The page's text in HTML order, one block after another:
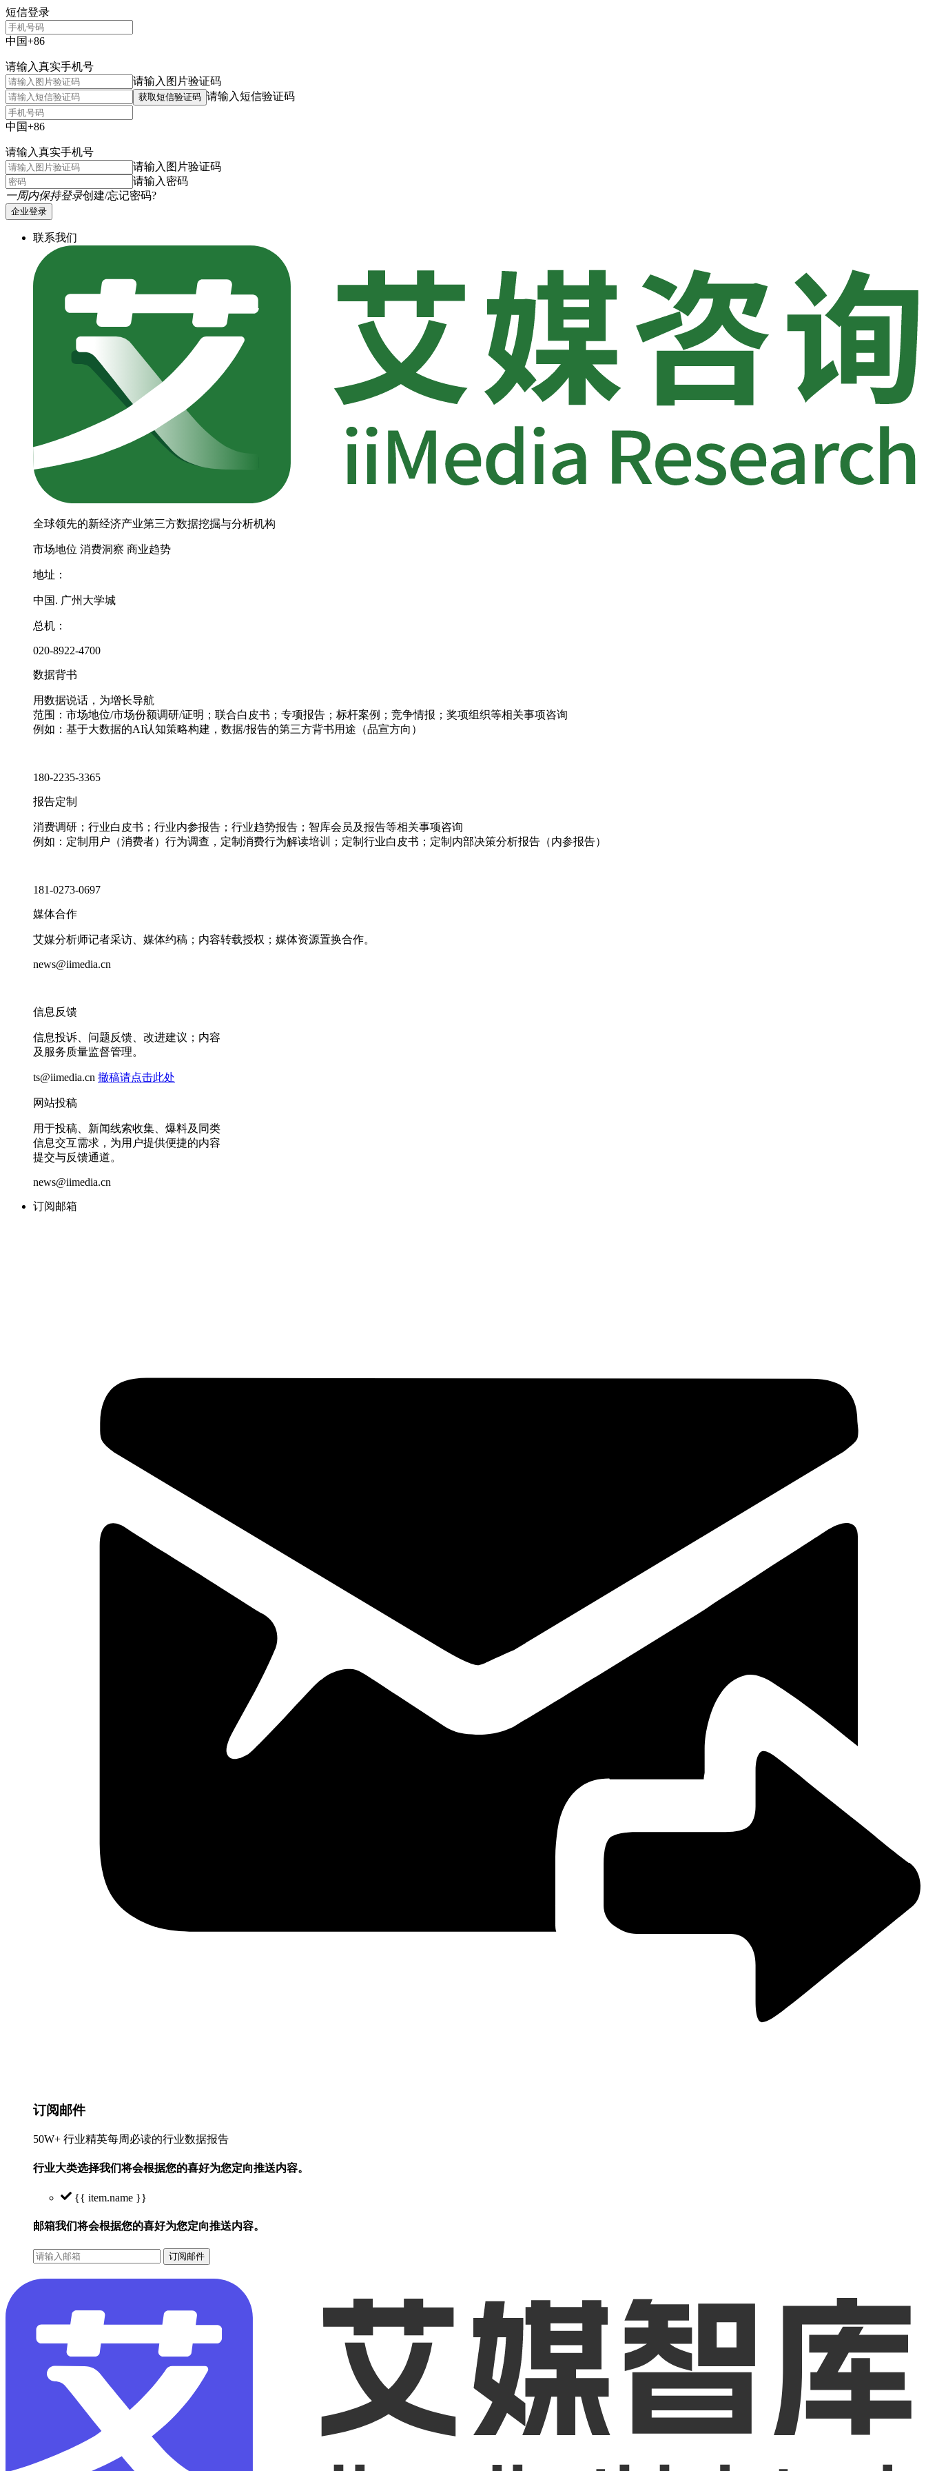
短信登录
中国+86
请输入真实手机号
请输入图片验证码
获取短信验证码 请输入短信验证码
中国+86
请输入真实手机号
请输入图片验证码
请输入密码
一周内保持登录创建/忘记密码?
企业登录
联系我们
全球领先的新经济产业第三方数据挖掘与分析机构
市场地位 消费洞察 商业趋势
地址：
中国. 广州大学城
总机：
020-8922-4700
数据背书
用数据说话，为增长导航
范围：市场地位/市场份额调研/证明；联合白皮书；专项报告；标杆案例；竞争情报；奖项组织等相关事项咨询
例如：基于大数据的AI认知策略构建，数据/报告的第三方背书用途（品宣方向）
180-2235-3365
报告定制
消费调研；行业白皮书；行业内参报告；行业趋势报告；智库会员及报告等相关事项咨询
例如：定制用户（消费者）行为调查，定制消费行为解读培训；定制行业白皮书；定制内部决策分析报告（内参报告）
181-0273-0697
媒体合作
艾媒分析师记者采访、媒体约稿；内容转载授权；媒体资源置换合作。
news@iimedia.cn
信息反馈
信息投诉、问题反馈、改进建议；内容
及服务质量监督管理。
ts@iimedia.cn 撤稿请点击此处
网站投稿
用于投稿、新闻线索收集、爆料及同类
信息交互需求，为用户提供便捷的内容
提交与反馈通道。
news@iimedia.cn
订阅邮箱
订阅邮件
50W+ 行业精英每周必读的行业数据报告
行业大类选择我们将会根据您的喜好为您定向推送内容。
{{ item.name }}
邮箱我们将会根据您的喜好为您定向推送内容。
订阅邮件